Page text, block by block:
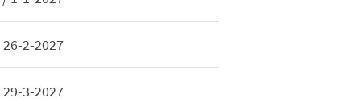
2-2027
3-2027